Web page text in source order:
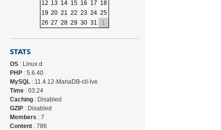
12 13 14 15 16 17 18
19 20 21 22 23 24 25
26 27 28 29 30 31 1
STATS
OS : Linux d
PHP : 5.6.40
MySQL : 11.4.12-MariaDB-cll-lve
Time : 03:24
Caching : Disabled
GZIP : Disabled
Members : 7
Content : 786